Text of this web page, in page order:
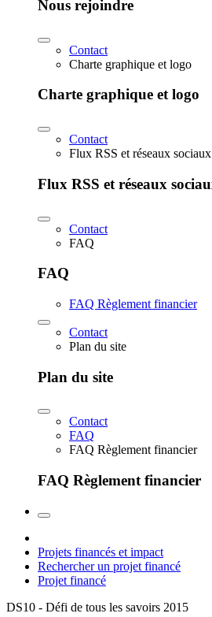
Nous rejoindre
Contact
Charte graphique et logo
Charte graphique et logo
Contact
Flux RSS et réseaux sociaux
Flux RSS et réseaux
Contact
FAQ
FAQ
FAQ Règlement financier
Contact
Plan du site
Plan du site
Contact
FAQ
FAQ Règlement financier
FAQ Règlement financier
Projets financés et impact
Rechercher un projet financé
Projet financé
DS10 - Défi de tous les savoirs 2015